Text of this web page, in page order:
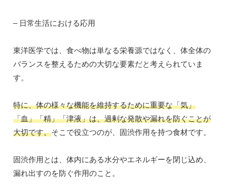
– 日常生活における応用
東洋医学では、食べ物は単なる栄養源ではなく、体全体の
バランスを整えるための大切な要素だと考えられていま
す。
特に、体の様々な機能を維持するために重要な「気」
「血」「精」「津液」は、過剰な発散や漏れを防ぐことが
大切です。そこで役立つのが、固渋作用を持つ食材です。
固渋作用とは、体内にある水分やエネルギーを閉じ込め、
漏れ出すのを防ぐ作用のこと。